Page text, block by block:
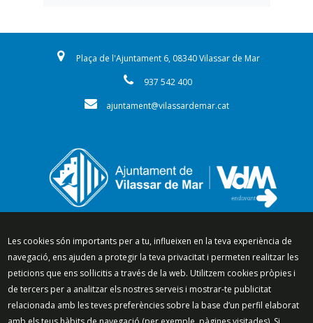
Plaça de l'Ajuntament 6, 08340 Vilassar de Mar
937 542 400
ajuntament@vilassardemar.cat
Segueix-nos a:
Mapa del lloc Política de Privacitat
Les cookies són importants per a tu, influeixen en la teva experiència de
navegació, ens ajuden a protegir la teva privacitat i permeten realitzar les
peticions que ens sol·licitis a través de la web. Utilitzem cookies pròpies i
de tercers per a analitzar els nostres serveis i mostrar-te publicitat
relacionada amb les teves preferències sobre la base d’un perfil elaborat